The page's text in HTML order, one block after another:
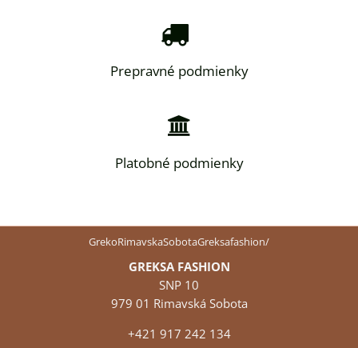
Prepravné podmienky
Platobné podmienky
GrekoRimavskaSobotaGreksafashion/
GREKSA FASHION
SNP 10
979 01 Rimavská Sobota
+421 917 242 134